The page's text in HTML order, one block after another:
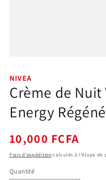
média
1
dans
une
modale
NIVEA
Crème de Nuit
Energy
Prix
habituel
10,000 FCFA
Frais d'expédition calculés à l'étape de
Quantité
Quantité